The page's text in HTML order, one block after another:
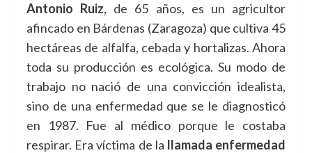
Antonio Ruiz, de 65 años, es un agricultor
afincado en Bárdenas (Zaragoza) que cultiva 45
hectáreas de alfalfa, cebada y hortalizas. Ahora
toda su producción es ecológica. Su modo de
trabajo no nació de una convicción idealista,
sino de una enfermedad que se le diagnosticó
en 1987. Fue al médico porque le costaba
respirar. Era víctima de la llamada enfermedad